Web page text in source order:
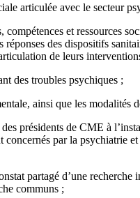
articulée avec le secteur
et ressources
des dispositifs
de leurs
des troubles psychiques ;
ainsi que les modalités
présidents de CME à
par la psychiatrie
partagé d’une
communs ;